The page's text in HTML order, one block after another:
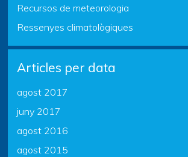
Recursos de meteorologia
Ressenyes climatològiques
Articles per data
agost 2017
juny 2017
agost 2016
agost 2015